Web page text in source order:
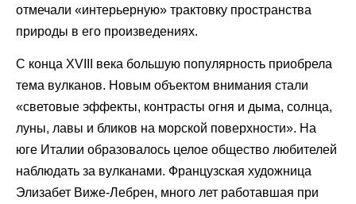
отмечали «интерьерную» трактовку пространства
природы в его произведениях.
С конца XVIII века большую популярность приобрела
тема вулканов. Новым объектом внимания стали
«световые эффекты, контрасты огня и дыма, солнца,
луны, лавы и бликов на морской поверхности». На
юге Италии образовалось целое общество любителей
наблюдать за вулканами. Французская художница
Элизабет Виже-Лебрен, много лет работавшая при